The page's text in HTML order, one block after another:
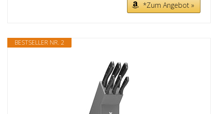
*Zum Angebot »
BESTSELLER NR. 2